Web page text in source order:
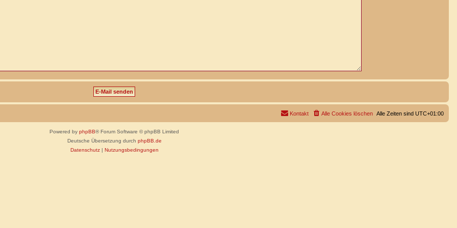
Alle Zeiten sind UTC+01:00
Alle Cookies löschen
Kontakt
Powered by phpBB® Forum Software © phpBB Limited
Deutsche Übersetzung durch phpBB.de
Datenschutz| Nutzungsbedingungen